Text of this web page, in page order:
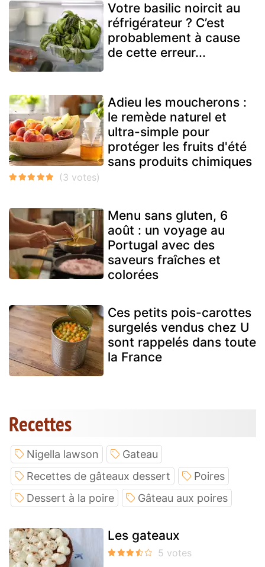
Votre basilic noircit au
réfrigérateur ? C’est
probablement à cause
de cette erreur...
Adieu les moucherons :
le remède naturel et
ultra-simple pour
protéger les fruits d'été
sans produits chimiques
Menu sans gluten, 6
août : un voyage au
Portugal avec des
saveurs fraîches et
colorées
Ces petits pois-carottes
surgelés vendus chez U
sont rappelés dans toute
la France
Recettes
Nigella lawson
Gateau
Recettes de gâteaux dessert
Poires
Dessert à la poire
Gâteau aux poires
Les gateaux